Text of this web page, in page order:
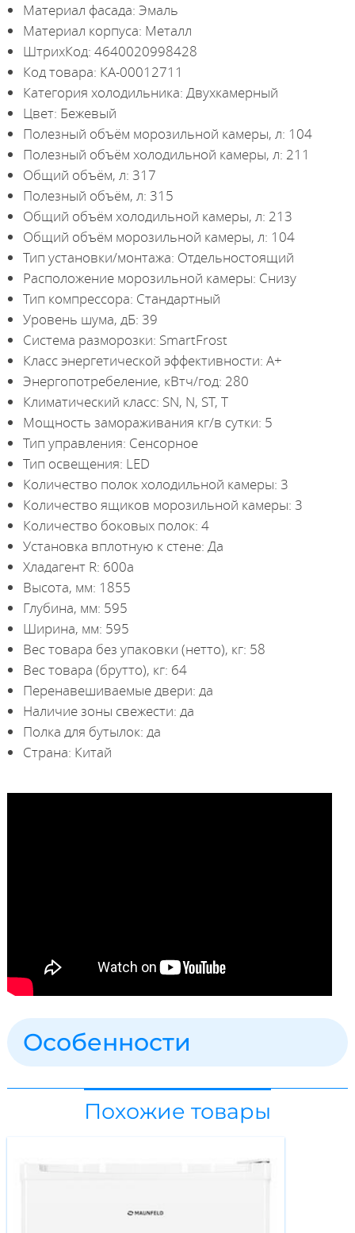
Материал фасада: Эмаль
Материал корпуса: Металл
ШтрихКод: 4640020998428
Код товара: КА-00012711
Категория холодильника: Двухкамерный
Цвет: Бежевый
Полезный объём морозильной камеры, л: 104
Полезный объём холодильной камеры, л: 211
Общий объём, л: 317
Полезный объём, л: 315
Общий объём холодильной камеры, л: 213
Общий объём морозильной камеры, л: 104
Тип установки/монтажа: Отдельностоящий
Расположение морозильной камеры: Снизу
Тип компрессора: Стандартный
Уровень шума, дБ: 39
Система разморозки: SmartFrost
Класс энергетической эффективности: A+
Энергопотребеление, кВтч/год: 280
Климатический класс: SN, N, ST, T
Мощность замораживания кг/в сутки: 5
Тип управления: Сенсорное
Тип освещения: LED
Количество полок холодильной камеры: 3
Количество ящиков морозильной камеры: 3
Количество боковых полок: 4
Установка вплотную к стене: Да
Хладагент R: 600а
Высота, мм: 1855
Глубина, мм: 595
Ширина, мм: 595
Вес товара без упаковки (нетто), кг: 58
Вес товара (брутто), кг: 64
Перенавешиваемые двери: да
Наличие зоны свежести: да
Полка для бутылок: да
Страна: Китай
Особенности
Похожие товары